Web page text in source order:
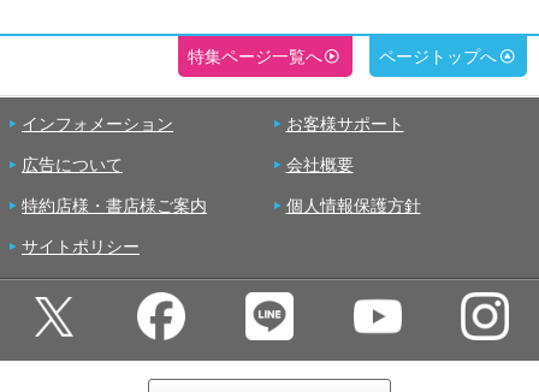
特集ページ一覧へ ページトップへ
インフォメーション お客様サポート
広告について 会社概要
特約店様・書店様ご案内 個人情報保護方針
サイトポリシー